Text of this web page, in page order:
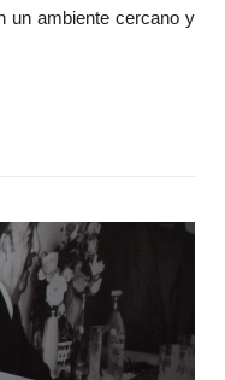
un ambiente cercano y